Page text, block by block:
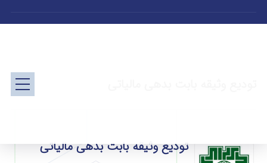
تودیع وثیقه بابت بدهی مالیاتی